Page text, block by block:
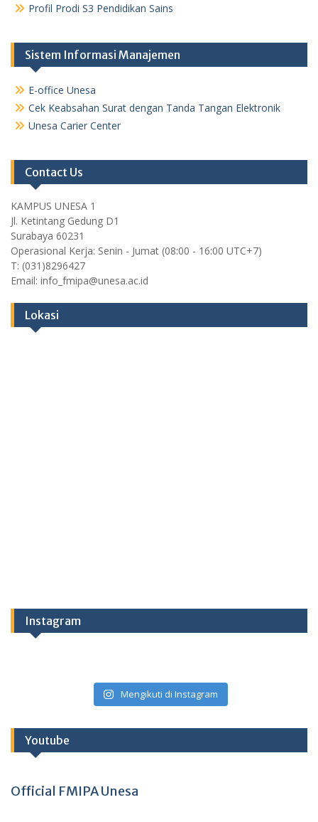
Profil Prodi S3 Pendidikan Sains
Sistem Informasi Manajemen
E-office Unesa
Cek Keabsahan Surat dengan Tanda Tangan Elektronik
Unesa Carier Center
Contact Us
KAMPUS UNESA 1
Jl. Ketintang Gedung D1
Surabaya 60231
Operasional Kerja: Senin - Jumat (08:00 - 16:00 UTC+7)
T: (031)8296427
Email: info_fmipa@unesa.ac.id
Lokasi
Instagram
Mengikuti di Instagram
Youtube
Official FMIPA Unesa